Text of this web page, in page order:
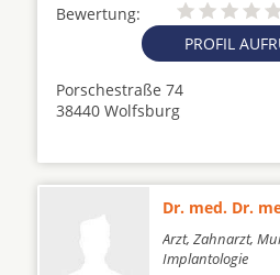
Bewertung:
PROFIL
Porschestraße 74
38440 Wolfsburg
Dr. med. Dr.
Arzt, Zahnarzt,
Implantologie